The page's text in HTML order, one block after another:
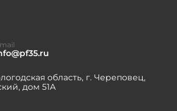
область, г. Череповец,
дом 51А